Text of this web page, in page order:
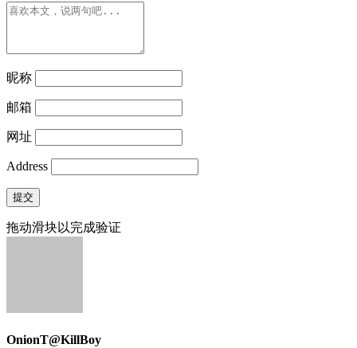
昵称
邮箱
网址
Address
提交
拖动滑块以完成验证
OnionT@KillBoy